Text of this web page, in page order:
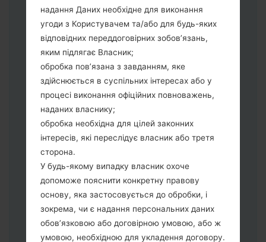
зробити:
Натисніть та утримуйти клавіші:
живлення, збільшення гучності та Bixbi.
Натисніть та утримуйте клавіші:
зменшення та збільшення гучності.
Підключивши телефон до ПК
використовуючи USB кабель.
Натисніть та утримуйти клавіші:
живлення, збільшення гучності та
додому.
Підключіть USB кабель та натисніть
клавіші: зменшення звуку та Bixbi.
Натисніть та утримуйти клавіші:
живлення та збільшення гучності.
Далі підключить телефон до ПК,
програма Odin повина виявити Ваш
надання Даних необхідне для виконання
угоди з Користувачем та/або для будь-яких
відповідних переддоговірних зобов’язань,
яким підлягає Власник;
обробка пов’язана з завданням, яке
здійснюється в суспільних інтересах або у
процесі виконання офіційних повноважень,
наданих власнику;
обробка необхідна для цілей законних
інтересів, які переслідує власник або третя
сторона.
У будь-якому випадку власник охоче
допоможе пояснити конкретну правову
основу, яка застосовується до обробки, і
зокрема, чи є надання персональних даних
обов’язковою або договірною умовою, або ж
умовою, необхідною для укладення договору.